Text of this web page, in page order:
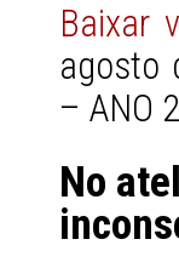
Baixar
agosto
– ANO
No